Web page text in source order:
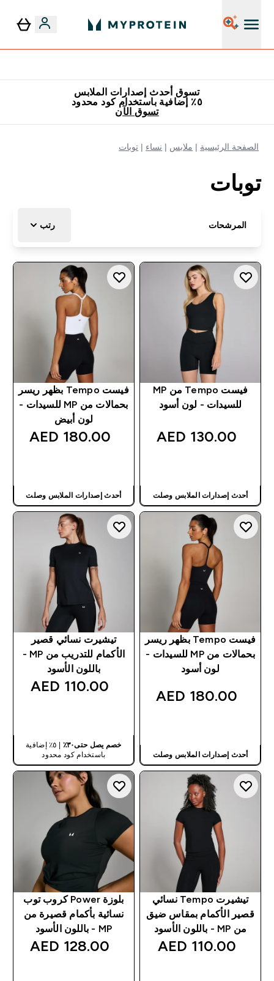
تسوق أحدث إصدارات الملابس
٥٪ إضافية باستخدام كود محدود
تسوق الآن
الصفحة الرئيسية ملابس نساء توبات
توبات
المرشحات رتب
فيست Tempo من MP
للسيدات - لون أسود
130.00 AED‎
أحدث إصدارات الملابس وصلت
فيست Tempo بظهر ريسر
بحمالات من MP للسيدات -
لون أبيض
180.00 AED‎
أحدث إصدارات الملابس وصلت
فيست Tempo بظهر ريسر
بحمالات من MP للسيدات -
لون أسود
180.00 AED‎
أحدث إصدارات الملابس وصلت
تيشيرت نسائي قصير
الأكمام للتدريب من MP -
باللون الأسود
110.00 AED‎
خصم يصل حتى٣٠٪
| ٥٪ إضافية
باستخدام كود محدود
تيشيرت Tempo نسائي
قصير الأكمام بمقاس ضيق
من MP - باللون الأسود
110.00 AED‎
بلوزة Power كروب توب
نسائية بأكمام قصيرة من
MP - باللون الأسود
128.00 AED‎